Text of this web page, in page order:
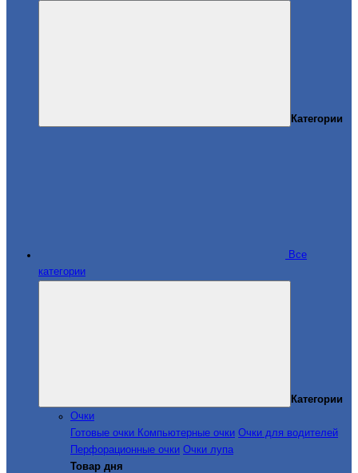
Категории
Все
категории
Категории
Очки
Готовые очки Компьютерные очки Очки для водителей
Перфорационные очки Очки лупа
Товар дня